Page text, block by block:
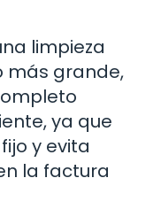
limpieza
más grande,
ya que
y evita
la factura